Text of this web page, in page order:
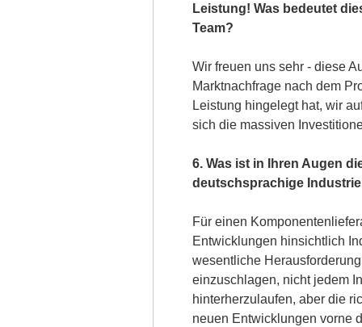
Leistung! Was bedeutet
Team?
Wir freuen uns sehr - diese
Marktnachfrage nach dem
Leistung hingelegt hat, wir
sich die massiven
6. Was ist in Ihren Augen
deutschsprachige
Für einen
Entwicklungen hinsichtlich
wesentliche
einzuschlagen, nicht jedem
hinterherzulaufen, aber die
neuen Entwicklungen vorne